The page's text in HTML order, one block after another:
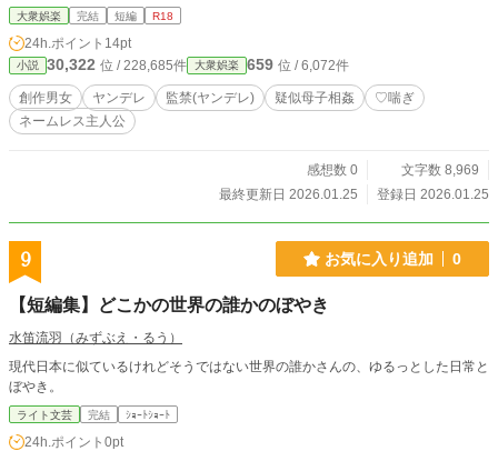
大衆娯楽 完結 短編 R18
24h.ポイント 14pt
小説 30,322 位 / 228,685件 大衆娯楽 659 位 / 6,072件
創作男女 ヤンデレ 監禁(ヤンデレ) 疑似母子相姦
♡喘ぎ
ネームレス主人公
感想数 0
文字数 8,969
最終更新日 2026.01.25
登録日 2026.01.25
9 お気に入り追加 0
【短編集】どこかの世界の誰かのぼやき
水笛流羽（みずぶえ・るう）
現代日本に似ているけれどそうではない世界の誰かさんの、ゆるっとした日常と
ぼやき。
ライト文芸 完結 ｼｮｰﾄｼｮｰﾄ
24h.ポイント 0pt